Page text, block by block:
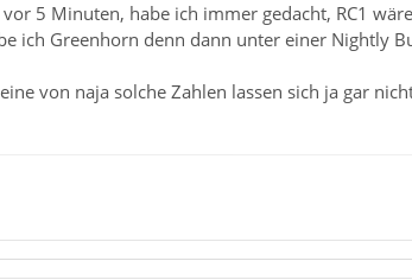
5 Minuten, habe ich immer gedacht, RC1
ich Greenhorn denn dann unter einer Nightly
von naja solche Zahlen lassen sich ja gar